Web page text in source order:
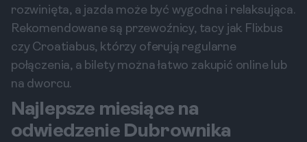
rozwinięta, a jazda może być wygodna i relaksująca.
Rekomendowane są przewoźnicy, tacy jak Flixbus
czy Croatiabus, którzy oferują regularne
połączenia, a bilety można łatwo zakupić online lub
na dworcu.
Najlepsze miesiące na
odwiedzenie Dubrownika